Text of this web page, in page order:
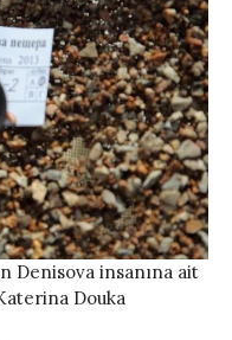
Denisova insanına ait
Douka